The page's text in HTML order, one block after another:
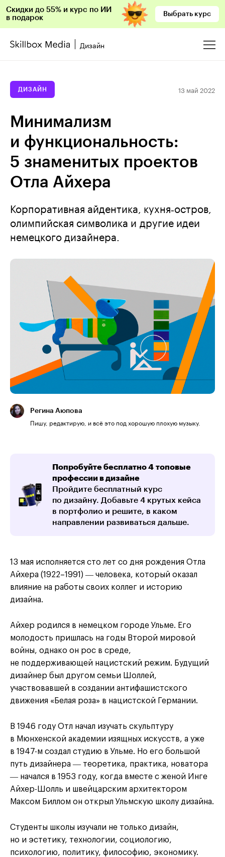
Скидки до 55% и курс по ИИ
в подарок
Выбрать курс
Дизайн
ДИЗАЙН 13 май 2022
Минимализм
и функциональность:
5 знаменитых проектов
Отла Айхера
Корпоративная айдентика, кухня‑остров,
олимпийская символика и другие идеи
немецкого дизайнера.
Регина Аюпова
Пишу, редактирую, и всё это под хорошую плохую музыку.
Попробуйте бесплатно 4 топовые
профессии в дизайне
Пройдите бесплатный курс
по дизайну. Добавьте 4 крутых кейса
в портфолио и решите, в каком
направлении развиваться дальше.
13 мая исполняется сто лет со дня рождения Отла
Айхера (1922–1991) ― человека, который оказал
влияние на работы своих коллег и историю
дизайна.
Айхер родился в немецком городе Ульме. Его
молодость пришлась на годы Второй мировой
войны, однако он рос в среде,
не поддерживающей нацистский режим. Будущий
дизайнер был другом семьи Шоллей,
участвовавшей в создании антифашистского
движения «Белая роза» в нацистской Германии.
В 1946 году Отл начал изучать скульптуру
в Мюнхенской академии изящных искусств, а уже
в 1947-м создал студию в Ульме. Но его большой
путь дизайнера ― теоретика, практика, новатора
― начался в 1953 году, когда вместе с женой Инге
Айхер-Шолль и швейцарским архитектором
Максом Биллом он открыл Ульмскую школу дизайна.
Студенты школы изучали не только дизайн,
но и эстетику, технологии, социологию,
психологию, политику, философию, экономику.